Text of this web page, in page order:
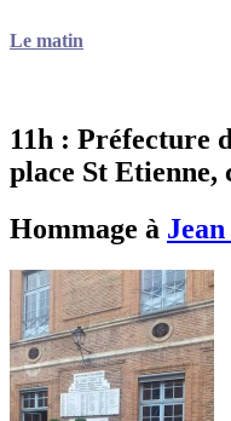
Le matin
11h : Préfecture
place St
Hommage à